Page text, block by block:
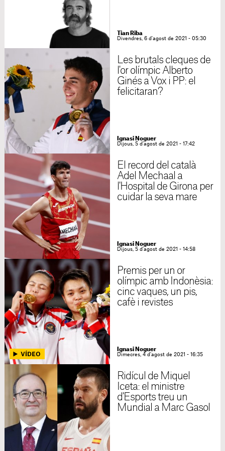
Tian Riba
Divendres, 6 d'agost de 2021 - 05:30
Les brutals cleques de
l'or olímpic Alberto
Ginés a Vox i PP: el
felicitaran?
Ignasi Noguer
Dijous, 5 d'agost de 2021 - 17:42
El record del català
Adel Mechaal a
l'Hospital de Girona per
cuidar la seva mare
Ignasi Noguer
Dijous, 5 d'agost de 2021 - 14:58
Premis per un or
olímpic amb Indonèsia:
cinc vaques, un pis,
cafè i revistes
Ignasi Noguer
Dimecres, 4 d'agost de 2021 - 16:35
Ridícul de Miquel
Iceta: el ministre
d'Esports treu un
Mundial a Marc Gasol